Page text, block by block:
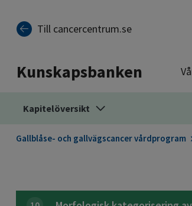
Till cancercentrum.se
Kunskapsbanken
Kapitelöversikt
Gallblåse- och gallvägscancer vårdprogram